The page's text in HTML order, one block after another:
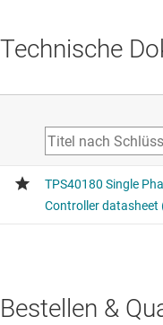
Technische
Bestellen &